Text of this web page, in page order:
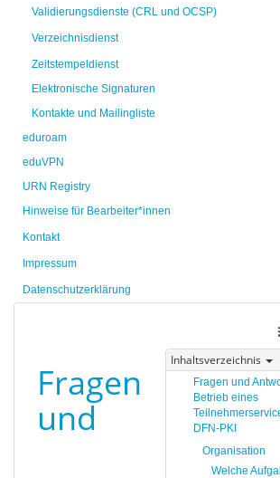
Validierungsdienste (CRL und OCSP)
Verzeichnisdienst
Zeitstempeldienst
Elektronische Signaturen
Kontakte und Mailingliste
eduroam
eduVPN
URN Registry
Hinweise für Bearbeiter*innen
Kontakt
Impressum
Datenschutzerklärung
Inhaltsverzeichnis
Fragen und
Betrieb eines
DFN-PKI
Organisation
Welche
Fragen
und